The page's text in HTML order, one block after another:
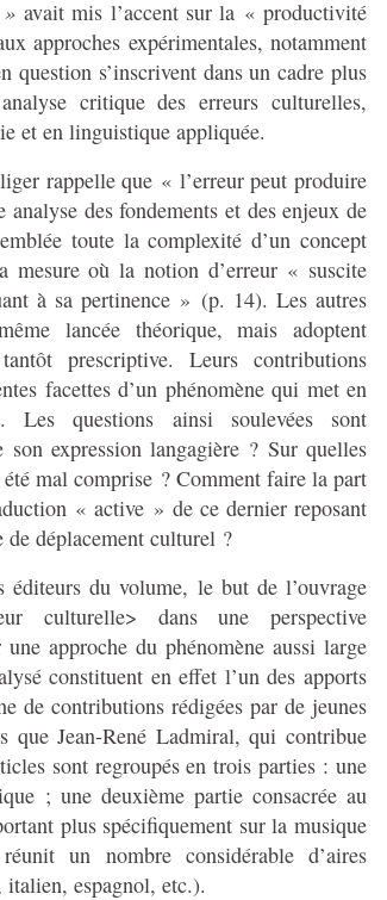
»avait mis l’accent sur la « productivité
approches expérimentales, notamment
s’inscrivent dans un cadre plus
critique des erreurs culturelles,
et en linguistique appliquée.
rappelle que « l’erreur peut produire
des fondements et des enjeux de
toute la complexité d’un concept
mesure où la notion d’erreur « suscite
à sa pertinence » (p. 14). Les autres
lancée théorique, mais adoptent
prescriptive. Leurs contributions
facettes d’un phénomène qui met en
Les questions ainsi soulevées sont
expression langagière ? Sur quelles
mal comprise ? Comment faire la part
« active » de ce dernier reposant
déplacement culturel ?
du volume, le but de l’ouvrage
culturelle> dans une perspective
approche du phénomène aussi large
constituent en effet l’un des apports
de contributions rédigées par de jeunes
que Jean-René Ladmiral, qui contribue
sont regroupés en trois parties : une
; une deuxième partie consacrée au
plus spécifiquement sur la musique
un nombre considérable d’aires
espagnol, etc.).